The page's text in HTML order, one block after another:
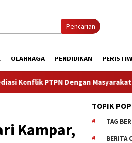
Pencarian
OLAHRAGA PENDIDIKAN
Cot Girek, Warga
Kampar,
TOPIK
TAG
BERITA